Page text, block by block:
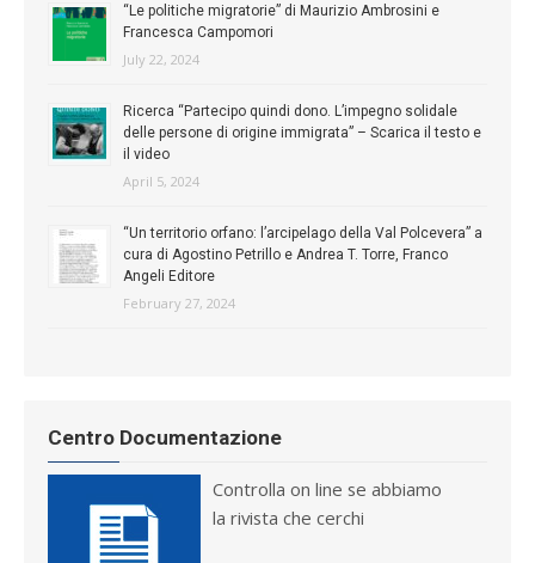
“Le politiche migratorie” di Maurizio Ambrosini e
Francesca Campomori
July 22, 2024
Ricerca “Partecipo quindi dono. L’impegno solidale
delle persone di origine immigrata” – Scarica il testo e
il video
April 5, 2024
“Un territorio orfano: l’arcipelago della Val Polcevera” a
cura di Agostino Petrillo e Andrea T. Torre, Franco
Angeli Editore
February 27, 2024
Centro Documentazione
Controlla on line se abbiamo
la rivista che cerchi